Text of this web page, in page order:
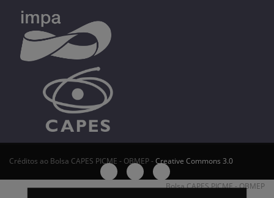
Créditos ao Bolsa CAPES PICME - OBMEP - Creative Commons 3.0
Bolsa CAPES PICME - OBMEP